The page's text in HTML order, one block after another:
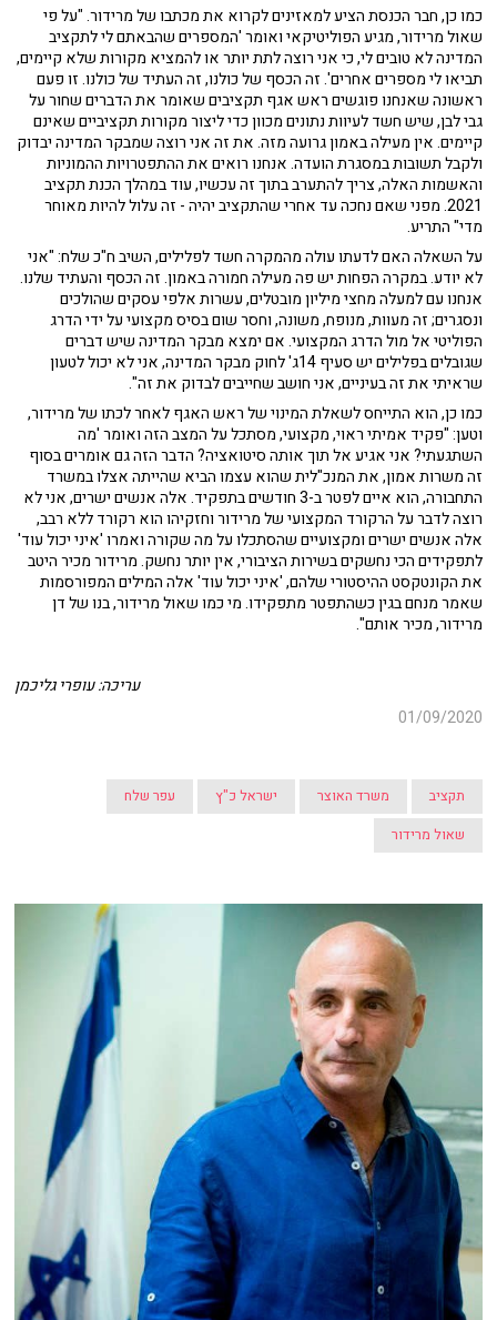
כמו כן, חבר הכנסת הציע למאזינים לקרוא את מכתבו של מרידור. "על פי
שאול מרידור, מגיע הפוליטיקאי ואומר 'המספרים שהבאתם לי לתקציב
המדינה לא טובים לי, כי אני רוצה לתת יותר או להמציא מקורות שלא קיימים,
תביאו לי מספרים אחרים'. זה הכסף של כולנו, זה העתיד של כולנו. זו פעם
ראשונה שאנחנו פוגשים ראש אגף תקציבים שאומר את הדברים שחור על
גבי לבן, שיש חשד לעיוות נתונים מכוון כדי ליצור מקורות תקציביים שאינם
קיימים. אין מעילה באמון גרועה מזה. את זה אני רוצה שמבקר המדינה יבדוק
ולקבל תשובות במסגרת הועדה. אנחנו רואים את ההתפטרויות ההמוניות
והאשמות האלה, צריך להתערב בתוך זה עכשיו, עוד במהלך הכנת תקציב
2021. מפני שאם נחכה עד אחרי שהתקציב יהיה - זה עלול להיות מאוחר
מדי" התריע.
על השאלה האם לדעתו עולה מהמקרה חשד לפלילים, השיב ח"כ שלח: "אני
לא יודע. במקרה הפחות יש פה מעילה חמורה באמון. זה הכסף והעתיד שלנו.
אנחנו עם למעלה מחצי מיליון מובטלים, עשרות אלפי עסקים שהולכים
ונסגרים; זה מעוות, מנופח, משונה, וחסר שום בסיס מקצועי על ידי הדרג
הפוליטי אל מול הדרג המקצועי. אם ימצא מבקר המדינה שיש דברים
שגובלים בפלילים יש סעיף 14ג' לחוק מבקר המדינה, אני לא יכול לטעון
שראיתי את זה בעיניים, אני חושב שחייבים לבדוק את זה".
כמו כן, הוא התייחס לשאלת המינוי של ראש האגף לאחר לכתו של מרידור,
וטען: "פקיד אמיתי ראוי, מקצועי, מסתכל על המצב הזה ואומר 'מה
השתגעתי? אני אגיע אל תוך אותה סיטואציה? הדבר הזה גם אומרים בסוף
זה משרות אמון, את המנכ"לית שהוא עצמו הביא שהייתה אצלו במשרד
התחבורה, הוא איים לפטר ב-3 חודשים בתפקיד. אלה אנשים ישרים, אני לא
רוצה לדבר על הרקורד המקצועי של מרידור וחזקיהו הוא רקורד ללא רבב,
אלה אנשים ישרים ומקצועיים שהסתכלו על מה שקורה ואמרו 'איני יכול עוד'
לתפקידים הכי נחשקים בשירות הציבורי, אין יותר נחשק. מרידור מכיר היטב
את הקונטקסט ההיסטורי שלהם, 'איני יכול עוד' אלה המילים המפורסמות
שאמר מנחם בגין כשהתפטר מתפקידו. מי כמו שאול מרידור, בנו של דן
מרידור, מכיר אותם".
עריכה: עופרי גליכמן
01/09/2020
תקציב משרד האוצר ישראל כ"ץ
עפר שלח
שאול מרידור